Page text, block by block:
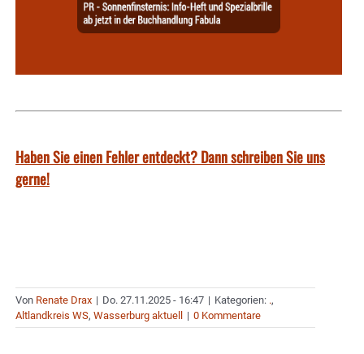
Haben Sie einen Fehler entdeckt? Dann schreiben Sie uns
gerne!
Von Renate Drax | Do. 27.11.2025 - 16:47 | Kategorien: .,
Altlandkreis WS, Wasserburg aktuell | 0 Kommentare